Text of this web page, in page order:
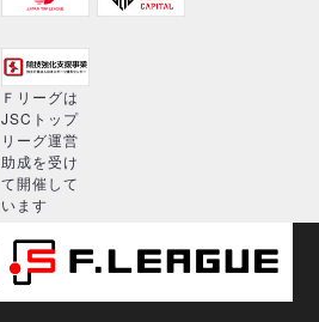
Ｆリーグは
JSCトップ
リーグ運営
助成を受け
て開催して
います